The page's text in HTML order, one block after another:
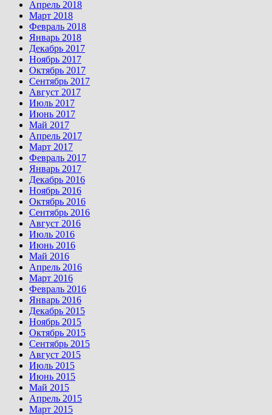
Апрель 2018
Март 2018
Февраль 2018
Январь 2018
Декабрь 2017
Ноябрь 2017
Октябрь 2017
Сентябрь 2017
Август 2017
Июль 2017
Июнь 2017
Май 2017
Апрель 2017
Март 2017
Февраль 2017
Январь 2017
Декабрь 2016
Ноябрь 2016
Октябрь 2016
Сентябрь 2016
Август 2016
Июль 2016
Июнь 2016
Май 2016
Апрель 2016
Март 2016
Февраль 2016
Январь 2016
Декабрь 2015
Ноябрь 2015
Октябрь 2015
Сентябрь 2015
Август 2015
Июль 2015
Июнь 2015
Май 2015
Апрель 2015
Март 2015